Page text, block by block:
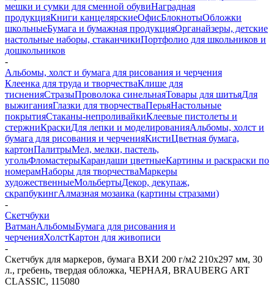
мешки и сумки для сменной обувиНаградная
продукцияКниги канцелярскиеОфисБлокнотыОбложки
школьныеБумага и бумажная продукцияОрганайзеры, детские
настольные наборы, стаканчикиПортфолио для школьников и
дошкольников
-
Альбомы, холст и бумага для рисования и черчения
Клеенка для труда и творчестваКлише для
тисненияСтразыПроволока синельнаяТовары для шитьяДля
выжиганияГлазки для творчестваПерьяНастольные
покрытияСтаканы-непроливайкиКлеевые пистолеты и
стержниКраскиДля лепки и моделированияАльбомы, холст и
бумага для рисования и черченияКистиЦветная бумага,
картонПалитрыМел, мелки, пастель,
угольФломастерыКарандаши цветныеКартины и раскраски по
номерамНаборы для творчестваМаркеры
художественныеМольбертыДекор, декупаж,
скрапбукингАлмазная мозаика (картины стразами)
-
Скетчбуки
ВатманАльбомыБумага для рисования и
черченияХолстКартон для живописи
-
Скетчбук для маркеров, бумага ВХИ 200 г/м2 210х297 мм, 30
л., гребень, твердая обложка, ЧЕРНАЯ, BRAUBERG ART
CLASSIC, 115080